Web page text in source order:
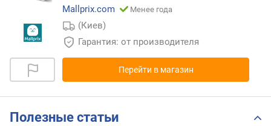
Mallprix.com
Менее года
(Киев)
Гарантия: от производителя
Перейти в магазин
Полезные статьи